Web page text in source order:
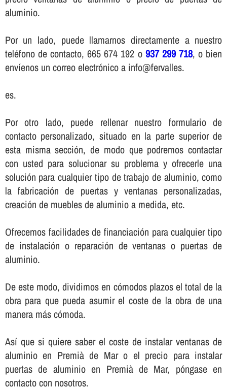
aluminio.
Por un lado, puede llamarnos directamente a nuestro
teléfono de contacto, 665 674 192 o 937 299 718, o bien
enví­enos un correo electrónico a info@fervalles.
es.
Por otro lado, puede rellenar nuestro formulario de
contacto personalizado, situado en la parte superior de
esta misma sección, de modo que podremos contactar
con usted para solucionar su problema y ofrecerle una
solución para cualquier tipo de trabajo de aluminio, como
la fabricación de puertas y ventanas personalizadas,
creación de muebles de aluminio a medida, etc.
Ofrecemos facilidades de financiación para cualquier tipo
de instalación o reparación de ventanas o puertas de
aluminio.
De este modo, dividimos en cómodos plazos el total de la
obra para que pueda asumir el coste de la obra de una
manera más cómoda.
Así­ que si quiere saber el coste de instalar ventanas de
aluminio en Premià de Mar o el precio para instalar
puertas de aluminio en Premià de Mar, póngase en
contacto con nosotros.